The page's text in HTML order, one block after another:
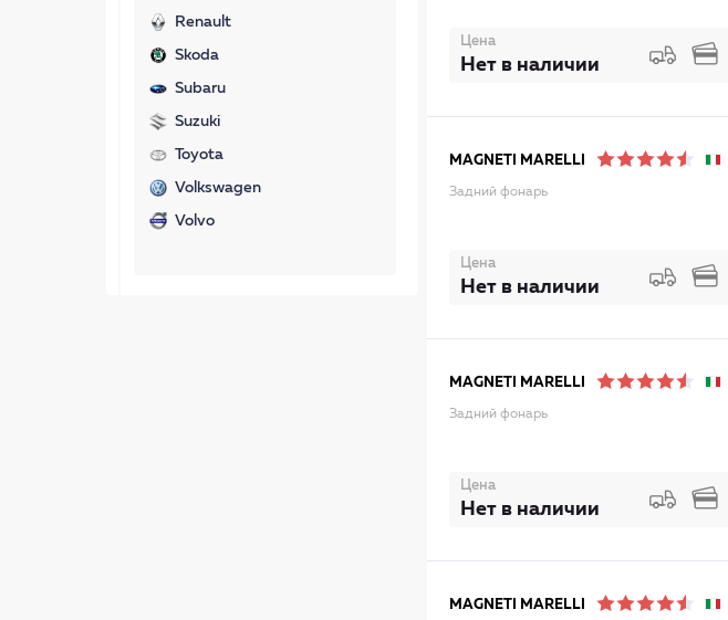
Renault
Skoda
Subaru
Suzuki
Toyota
Volkswagen
Volvo
Цена
Нет в наличии
MAGNETI MARELLI
Задний фонарь
Цена
Нет в наличии
MAGNETI MARELLI
Задний фонарь
Цена
Нет в наличии
MAGNETI MARELLI